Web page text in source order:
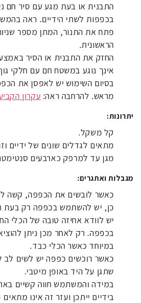
התבנית או בעת מגע עם סיר חם
בכפפות לשתי הידיים. ראה
פתח את התנור, המתן מספר
הראשונית.
החזק את התבנית או הסיר
אינך נוגע במשטח חם עם חלקי
בסיום השימוש יש לאפסן את
מראש. להרחבה ראה: עקרון
יתרונות:
קל משקל.
מתאים לגדלים שונים של ידיים
מגן עד למרפק כארבעים
מגבלות ואתגרים:
כאשר לובשים את הכפפה, קשה
כן, יש להשתמש בכפפה רק בעת
יש לוודא אחיזה טובה של הכלי
בכפפה. רק לאחר מכן ניתן
במיוחד כאשר הכלי כבד.
כאשר רוכשים כפפה יש לשים לב
שתגן על היד באופן מיטבי.
במידה והמשתמש חווה קשיים
בידיים ייתכן ועזר זה אינו